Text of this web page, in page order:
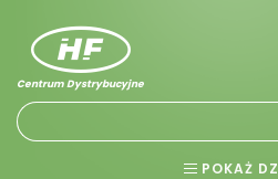
Centrum Dystrybucyjne
POKAŻ